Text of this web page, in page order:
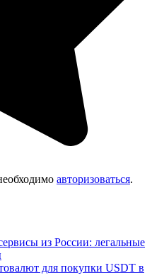
авторизоваться.
из России: легальные
для покупки USDT в